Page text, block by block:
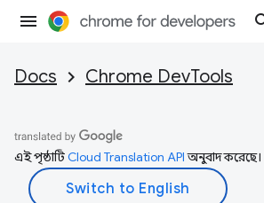
Docs Chrome DevTools
এই পৃষ্ঠাটিCloud Translation APIঅনুবাদ করেছে।